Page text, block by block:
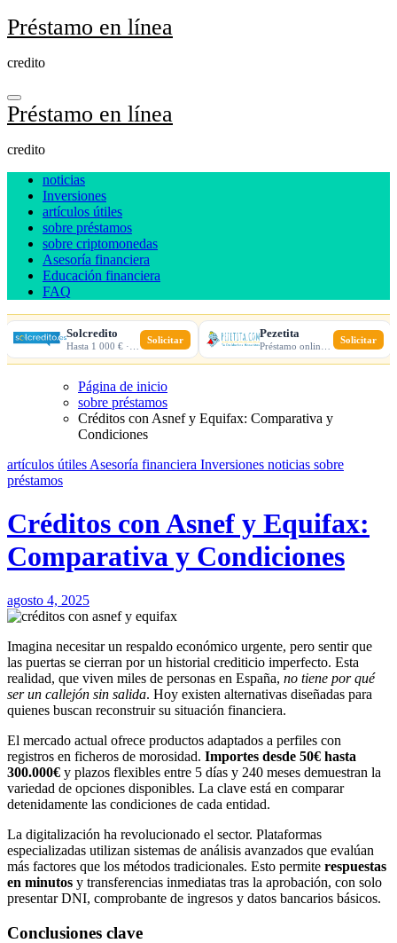
Ir
al
Préstamo en línea
credito
Préstamo en línea
credito
noticias
Inversiones
artículos útiles
sobre préstamos
sobre criptomonedas
Asesoría financiera
Educación financiera
FAQ
Solcredito Solicitar Pezetita Solicitar
Página de inicio
sobre préstamos
Créditos con Asnef y Equifax: Comparativa y
Condiciones
artículos útiles Asesoría financiera Inversiones noticias sobre
préstamos
Créditos con Asnef y Equifax:
Comparativa y Condiciones
agosto 4, 2025
Imagina necesitar un respaldo económico urgente, pero sentir que
las puertas se cierran por un historial crediticio imperfecto. Esta
realidad, que viven miles de personas en España, no tiene por qué
ser un callejón sin salida. Hoy existen alternativas diseñadas para
quienes buscan reconstruir su situación financiera.
El mercado actual ofrece productos adaptados a perfiles con
registros en ficheros de morosidad. Importes desde 50€ hasta
300.000€ y plazos flexibles entre 5 días y 240 meses demuestran la
variedad de opciones disponibles. La clave está en comparar
detenidamente las condiciones de cada entidad.
La digitalización ha revolucionado el sector. Plataformas
especializadas utilizan sistemas de análisis avanzados que evalúan
más factores que los métodos tradicionales. Esto permite respuestas
en minutos y transferencias inmediatas tras la aprobación, con solo
presentar DNI, comprobante de ingresos y datos bancarios básicos.
Conclusiones clave